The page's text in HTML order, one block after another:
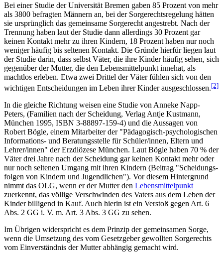
Bei einer Studie der Universität Bremen gaben 85 Prozent von mehr
als 3800 befragten Männern an, bei der Sorgerechts­regelung hätten
sie ursprünglich das gemeinsame Sorgerecht angestrebt. Nach der
Trennung haben laut der Studie dann allerdings 30 Prozent gar
keinen Kontakt mehr zu ihren Kindern, 18 Prozent haben nur noch
weniger häufig bis seltenen Kontakt. Die Gründe hierfür liegen laut
der Studie darin, dass selbst Väter, die ihre Kinder häufig sehen, sich
gegenüber der Mutter, die den Lebensmittelpunkt innehat, als
machtlos erleben. Etwa zwei Drittel der Väter fühlen sich von den
wichtigen Entscheidungen im Leben ihrer Kinder ausgeschlossen.[2]
In die gleiche Richtung weisen eine Studie von Anneke Napp-
Peters, (Familien nach der Scheidung, Verlag Antje Kustmann,
München 1995, ISBN 3-88897-159-4) und die Aussagen von
Robert Bögle, einem Mitarbeiter der "Pädagogisch-psychologischen
Informations- und Beratungs­stelle für Schüler/innen, Eltern und
Lehrer/innen" der Erzdiözese München. Laut Bögle haben 70 % der
Väter drei Jahre nach der Scheidung gar keinen Kontakt mehr oder
nur noch seltenen Umgang mit ihren Kindern (Beitrag "Scheidungs­
folgen von Kindern und Jugendlichen"). Vor diesem Hintergrund
nimmt das OLG, wenn er der Mutter den Lebensmittelpunkt
zuerkennt, das völlige Verschwinden des Vaters aus dem Leben der
Kinder billigend in Kauf. Auch hierin ist ein Verstoß gegen Art. 6
Abs. 2 GG i. V. m. Art. 3 Abs. 3 GG zu sehen.
Im Übrigen widerspricht es dem Prinzip der gemeinsamen Sorge,
wenn die Umsetzung des vom Gesetzgeber gewollten Sorgerechts
vom Einverständnis der Mutter abhängig gemacht wird.